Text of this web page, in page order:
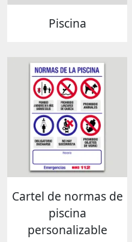
Piscina
Cartel de normas de
piscina
personalizable